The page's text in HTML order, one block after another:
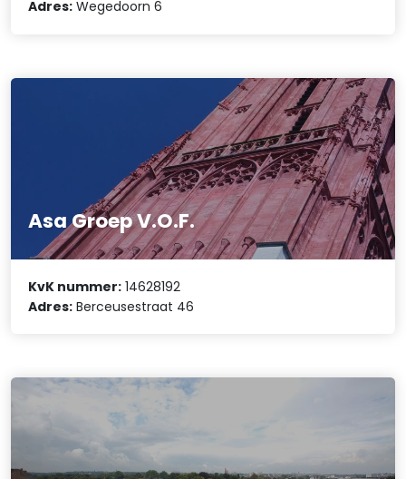
Adres: Wegedoorn 6
Asa Groep V.O.F.
KvK nummer: 14628192
Adres: Berceusestraat 46